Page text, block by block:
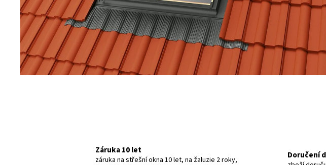
Záruka 10 let
záruka na střešní okna 10 let, na žaluzie 2 roky,
Doručení